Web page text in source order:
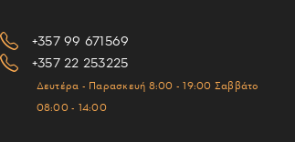
+357 99 671569
+357 22 253225
Δευτέρα - Παρασκευή 8:00 - 19:00 Σαββάτο
08:00 - 14:00